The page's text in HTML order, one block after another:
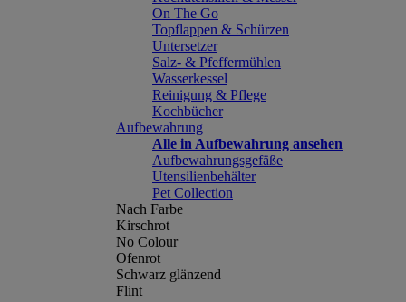
On The Go
Topflappen & Schürzen
Untersetzer
Salz- & Pfeffermühlen
Wasserkessel
Reinigung & Pflege
Kochbücher
Aufbewahrung
Alle in Aufbewahrung ansehen
Aufbewahrungsgefäße
Utensilienbehälter
Pet Collection
Nach Farbe
Kirschrot
No Colour
Ofenrot
Schwarz glänzend
Flint